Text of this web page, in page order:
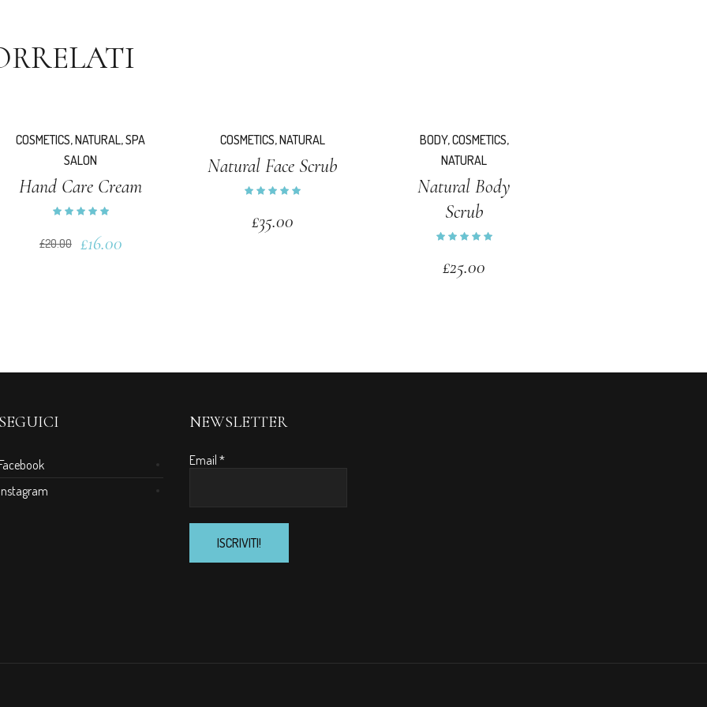
COSMETICS,NATURAL,SPA
SALON
Hand Care Cream
£20.00 £16.00
COSMETICS,NATURAL
Natural Face Scrub
£35.00
BODY,COSMETICS,
NATURAL
Natural Body
Scrub
£25.00
NEWSLETTER
Email*